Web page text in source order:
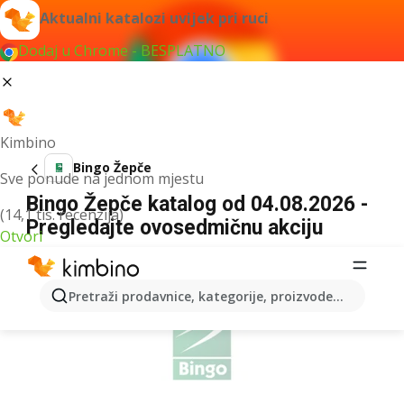
Aktualni katalozi uvijek pri ruci
Dodaj u Chrome - BESPLATNO
Kimbino
Sve ponude na jednom mjestu
(14,1 tis. recenzija)
Otvori
Pretraži prodavnice, kategorije, proizvode...
Bingo Žepče
Bingo Žepče katalog od 04.08.2026 -
Pregledajte ovosedmičnu akciju